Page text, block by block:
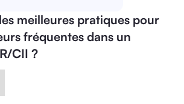
lors d’un
l’administration
meilleures pratiques pour
fréquentes dans un
CII ?